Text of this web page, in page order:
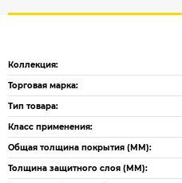
Коллекция:
Торговая марка:
Тип товара:
Класс применения:
Общая толщина покрытия (ММ):
Толщина защитного слоя (ММ):